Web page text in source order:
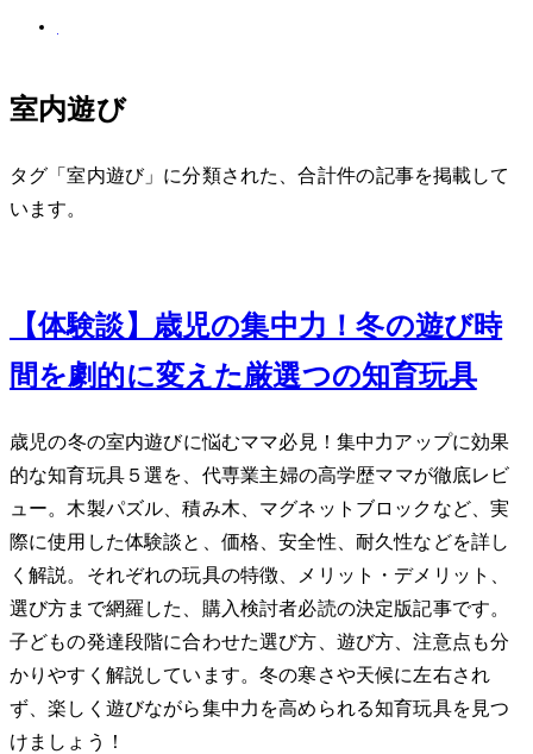
室内遊び
タグ「室内遊び」に分類された、合計 3 件の記事を掲載して
います。
【体験談】3歳児の集中力UP！冬の遊び時
間を劇的に変えた厳選5つの知育玩具
3歳児の冬の室内遊びに悩むママ必見！集中力アップに効果
的な知育玩具５選を、40代専業主婦の高学歴ママが徹底レビ
ュー。木製パズル、積み木、マグネットブロックなど、実
際に使用した体験談と、価格、安全性、耐久性などを詳し
く解説。それぞれの玩具の特徴、メリット・デメリット、
選び方まで網羅した、購入検討者必読の決定版記事です。
子どもの発達段階に合わせた選び方、遊び方、注意点も分
かりやすく解説しています。冬の寒さや天候に左右され
ず、楽しく遊びながら集中力を高められる知育玩具を見つ
けましょう！